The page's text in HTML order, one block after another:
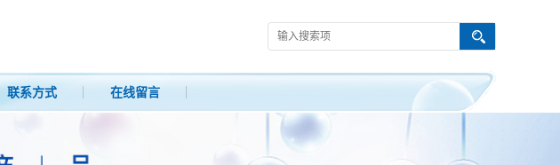
联系方式 在线留言